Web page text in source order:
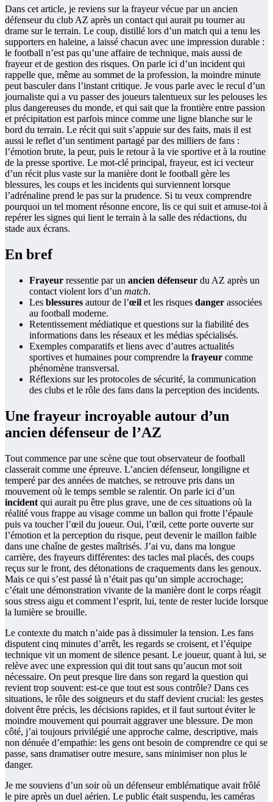
Dans cet article, je reviens sur la frayeur vécue par un ancien
défenseur du club AZ après un contact qui aurait pu tourner au
drame sur le terrain. Le coup, distillé lors d’un match qui a tenu les
supporters en haleine, a laissé chacun avec une impression durable :
le football n’est pas qu’une affaire de technique, mais aussi de
frayeur et de gestion des risques. On parle ici d’un incident qui
rappelle que, même au sommet de la profession, la moindre minute
peut basculer dans l’instant critique. Je vous parle avec le recul d’un
journaliste qui a vu passer des joueurs talentueux sur les pelouses les
plus dangereuses du monde, et qui sait que la frontière entre passion
et précipitation est parfois mince comme une ligne blanche sur le
bord du terrain. Le récit qui suit s’appuie sur des faits, mais il est
aussi le reflet d’un sentiment partagé par des milliers de fans :
l’émotion brute, la peur, puis le retour à la vie sportive et à la routine
de la presse sportive. Le mot-clé principal, frayeur, est ici vecteur
d’un récit plus vaste sur la manière dont le football gère les
blessures, les coups et les incidents qui surviennent lorsque
l’adrénaline prend le pas sur la prudence. Si tu veux comprendre
pourquoi un tel moment résonne encore, lis ce qui suit et amuse-toi à
repérer les signes qui lient le terrain à la salle des rédactions, du
stade aux écrans.
En bref
Frayeur ressentie par un ancien défenseur du AZ après un
contact violent lors d’un match.
Les blessures autour de l’œil et les risques danger associées
au football moderne.
Retentissement médiatique et questions sur la fiabilité des
informations dans les réseaux et les médias spécialisés.
Exemples comparatifs et liens avec d’autres actualités
sportives et humaines pour comprendre la frayeur comme
phénomène transversal.
Réflexions sur les protocoles de sécurité, la communication
des clubs et le rôle des fans dans la perception des incidents.
Une frayeur incroyable autour d’un
ancien défenseur de l’AZ
Tout commence par une scène que tout observateur de football
classerait comme une épreuve. L’ancien défenseur, longiligne et
temperé par des années de matches, se retrouve pris dans un
mouvement où le temps semble se ralentir. On parle ici d’un
incident qui aurait pu être plus grave, une de ces situations où la
réalité vous frappe au visage comme un ballon qui frotte l’épaule
puis va toucher l’œil du joueur. Oui, l’œil, cette porte ouverte sur
l’émotion et la perception du risque, peut devenir le maillon faible
dans une chaîne de gestes maîtrisés. J’ai vu, dans ma longue
carrière, des frayeurs différentes: des tacles mal placés, des coups
reçus sur le front, des détonations de craquements dans les genoux.
Mais ce qui s’est passé là n’était pas qu’un simple accrochage;
c’était une démonstration vivante de la manière dont le corps réagit
sous stress aigu et comment l’esprit, lui, tente de rester lucide lorsque
la lumière se brouille.
Le contexte du match n’aide pas à dissimuler la tension. Les fans
disputent cinq minutes d’arrêt, les regards se croisent, et l’équipe
technique vit un moment de silence pesant. Le joueur, quant à lui, se
relève avec une expression qui dit tout sans qu’aucun mot soit
nécessaire. On peut presque lire dans son regard la question qui
revient trop souvent: est-ce que tout est sous contrôle? Dans ces
situations, le rôle des soigneurs et du staff devient crucial: les gestes
doivent être précis, les décisions rapides, et il faut surtout éviter le
moindre mouvement qui pourrait aggraver une blessure. De mon
côté, j’ai toujours privilégié une approche calme, descriptive, mais
non dénuée d’empathie: les gens ont besoin de comprendre ce qui se
passe, sans dramatiser outre mesure, sans minimiser non plus le
danger.
Je me souviens d’un soir où un défenseur emblématique avait frôlé
le pire après un duel aérien. Le public était suspendu, les caméras